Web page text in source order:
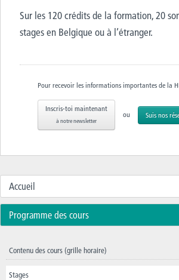
Sur les 120 crédits de la formation, 20
stages en Belgique ou à l’étranger.
Pour recevoir les informations importantes de la
Inscris-toi maintenant
à notre newsletter
ou Suis nos
Accueil
Programme des cours
Contenu des cours (grille horaire)
Stages